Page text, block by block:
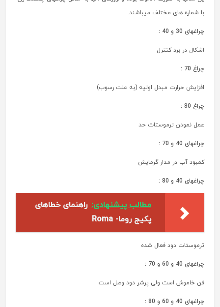
با شماره های مختلف میباشند.
چراغهای 30 و 40 :
اشکال در برد کنترل
چراغ 70 :
افزایش حرارت مبدل اولیه (به علت رسوب)
چراغ 80 :
عمل نمودن ترموستات حد
چراغهای 40 و 70 :
کمبود آب در مدار گرمایش
چراغهای 40 و 80 :
مطالب پیشنهادی: راهنمای خطاهای
پکیج روما- Roma
ترموستات دود فعال شده
چراغهای 40 و 60 و 70 :
فن خاموش است ولی پرشر دود وصل است
چراغهای 40 و 60 و 80 :